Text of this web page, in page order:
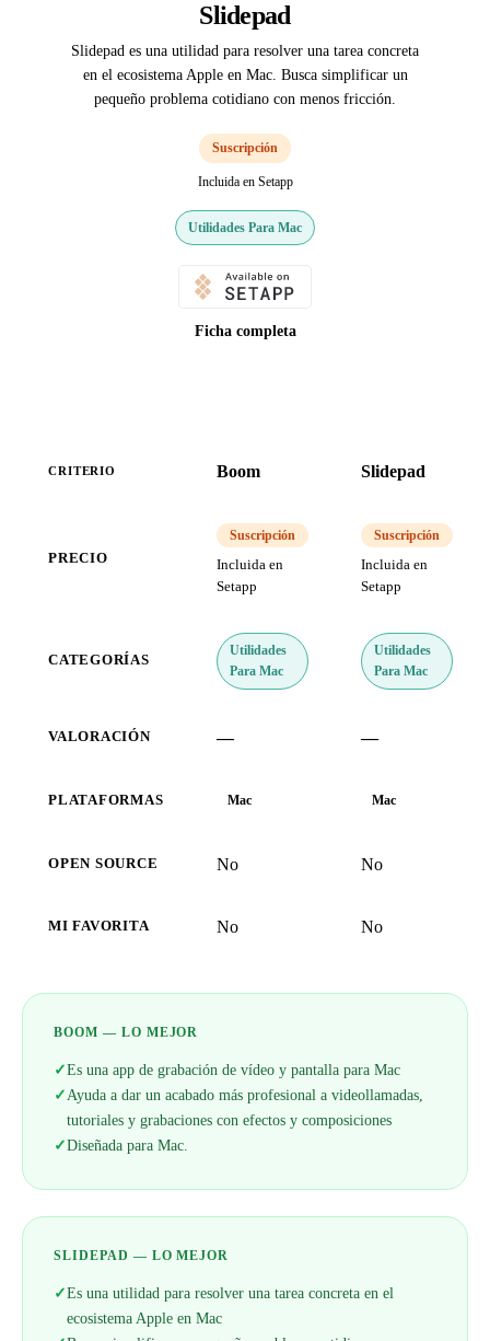
Slidepad
Slidepad es una utilidad para resolver una tarea concreta
en el ecosistema Apple en Mac. Busca simplificar un
pequeño problema cotidiano con menos fricción.
Suscripción
Incluida en Setapp
Utilidades Para Mac
Ficha completa
CRITERIO Boom Slidepad
PRECIO
Suscripción
Incluida en
Setapp
Suscripción
Incluida en
Setapp
CATEGORÍAS
Utilidades
Para Mac
Utilidades
Para Mac
VALORACIÓN — —
PLATAFORMAS Mac Mac
OPEN SOURCE No No
MI FAVORITA No No
BOOM — LO MEJOR
✓Es una app de grabación de vídeo y pantalla para Mac
✓Ayuda a dar un acabado más profesional a videollamadas,
tutoriales y grabaciones con efectos y composiciones
✓Diseñada para Mac.
SLIDEPAD — LO MEJOR
✓Es una utilidad para resolver una tarea concreta en el
ecosistema Apple en Mac